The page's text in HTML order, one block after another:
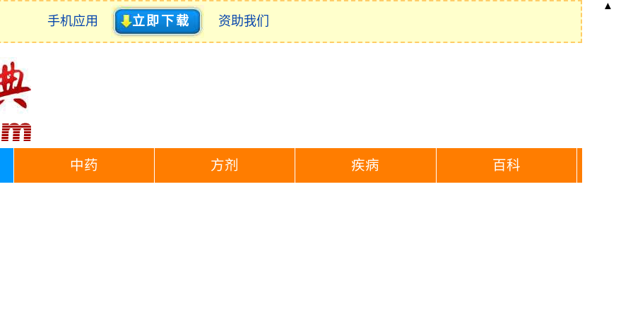
手机应用 立即下载 资助我们
中药 方剂 疾病 百科
▲